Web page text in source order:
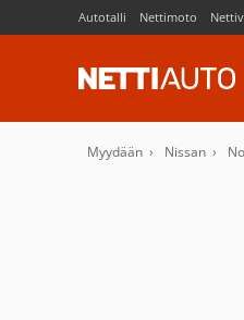
Autotalli Nettimoto
Myydään Nissan